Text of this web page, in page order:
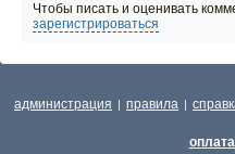
Чтобы писать и оценивать
зарегистрироваться
администрация | правила |